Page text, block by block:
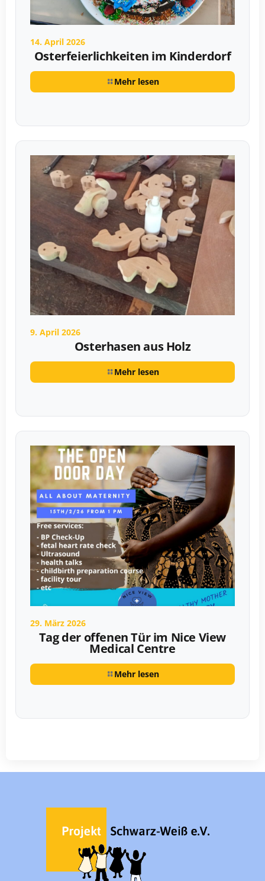
14. April 2026
Osterfeierlichkeiten im Kinderdorf
Mehr lesen
9. April 2026
Osterhasen aus Holz
Mehr lesen
29. März 2026
Tag der offenen Tür im Nice View
Medical Centre
Mehr lesen